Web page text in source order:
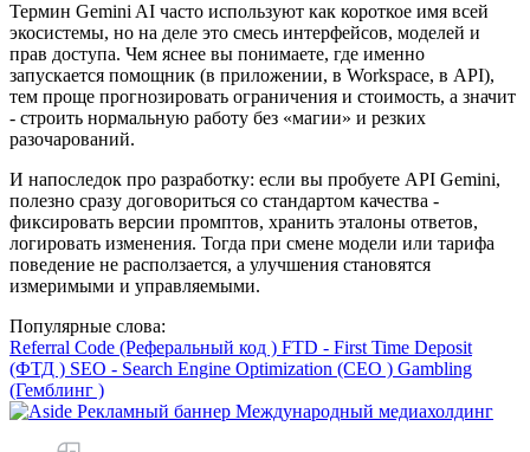
Термин Gemini AI часто используют как короткое имя всей
экосистемы, но на деле это смесь интерфейсов, моделей и
прав доступа. Чем яснее вы понимаете, где именно
запускается помощник (в приложении, в Workspace, в API),
тем проще прогнозировать ограничения и стоимость, а значит
- строить нормальную работу без «магии» и резких
разочарований.
И напоследок про разработку: если вы пробуете API Gemini,
полезно сразу договориться со стандартом качества -
фиксировать версии промптов, хранить эталоны ответов,
логировать изменения. Тогда при смене модели или тарифа
поведение не расползается, а улучшения становятся
измеримыми и управляемыми.
Популярные слова:
Referral Code (Реферальный код ) FTD - First Time Deposit
(ФТД ) SEO - Search Engine Optimization (СЕО ) Gambling
(Гемблинг )